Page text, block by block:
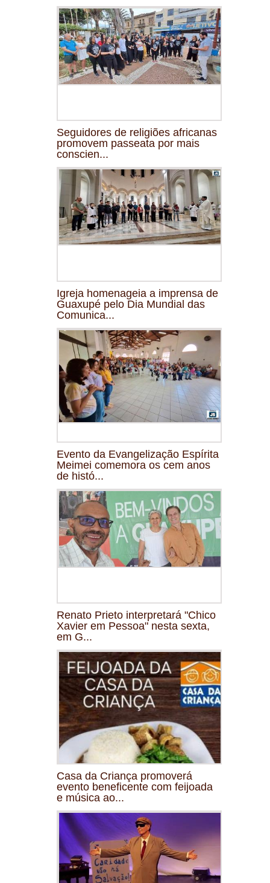
Seguidores de religiões africanas
promovem passeata por mais
conscien...
Igreja homenageia a imprensa de
Guaxupé pelo Dia Mundial das
Comunica...
Evento da Evangelização Espírita
Meimei comemora os cem anos
de histó...
Renato Prieto interpretará "Chico
Xavier em Pessoa" nesta sexta,
em G...
Casa da Criança promoverá
evento beneficente com feijoada
e música ao...